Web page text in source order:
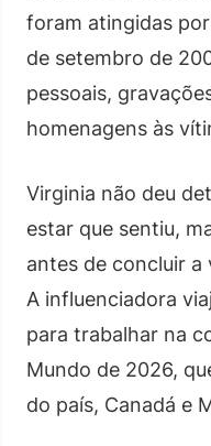
foram atingidas
de setembro de
pessoais,
homenagens às
Virginia não deu
estar que sentiu,
antes de concluir a
A influenciadora
para trabalhar na
Mundo de 2026,
do país, Canadá e